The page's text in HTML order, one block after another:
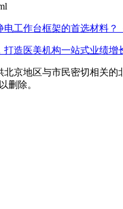
工作台框架的首选材料？
造医美机构一站式业绩增
京地区与市民密切相关
删除。